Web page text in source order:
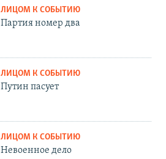
ЛИЦОМ К СОБЫТИЮ
Партия номер два
ЛИЦОМ К СОБЫТИЮ
Путин пасует
ЛИЦОМ К СОБЫТИЮ
Невоенное дело